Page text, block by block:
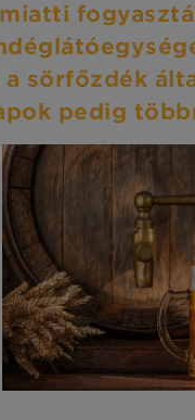
a sörfőzdék
pedig